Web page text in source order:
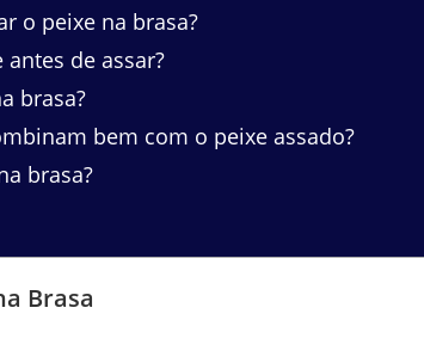
o peixe na brasa?
de assar?
brasa?
bem com o peixe assado?
brasa?
Brasa